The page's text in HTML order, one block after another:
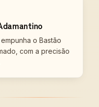
o Bastão
com a precisão